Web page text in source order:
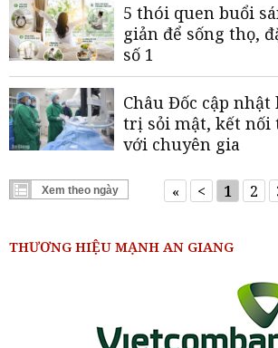
5 thói quen buổi
giản để sống thọ,
số 1
Châu Đốc cập
trị sỏi mật, kết nối
với chuyên gia
Xem theo ngày
T2
T3 T6
« < 1 2
THƯƠNG HIỆU MẠNH AN GIANG